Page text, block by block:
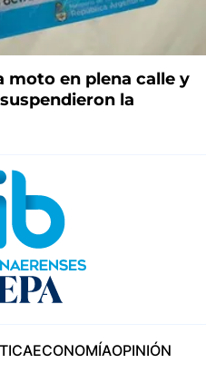
moto en plena calle y
la
ECONOMÍAOPINIÓN